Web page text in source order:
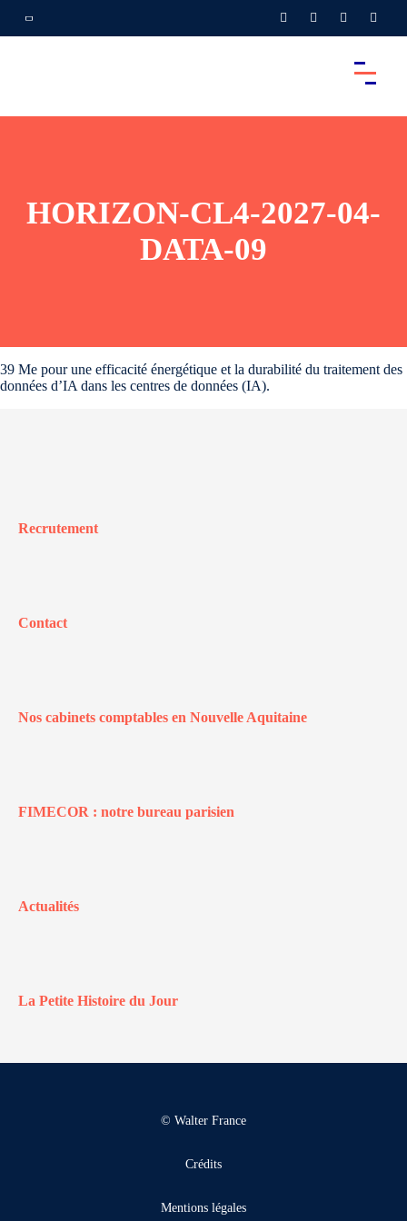
HORIZON-CL4-2027-04-
DATA-09
39 Me pour une efficacité énergétique et la durabilité du traitement des
données d’IA dans les centres de données (IA).
Recrutement
Contact
Nos cabinets comptables en Nouvelle Aquitaine
FIMECOR : notre bureau parisien
Actualités
La Petite Histoire du Jour
© Walter France
Crédits
Mentions légales